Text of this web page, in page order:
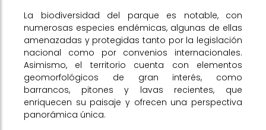
La biodiversidad del parque es notable, con
numerosas especies endémicas, algunas de ellas
amenazadas y protegidas tanto por la legislación
nacional como por convenios internacionales.
Asimismo, el territorio cuenta con elementos
geomorfológicos de gran interés, como
barrancos, pitones y lavas recientes, que
enriquecen su paisaje y ofrecen una perspectiva
panorámica única.